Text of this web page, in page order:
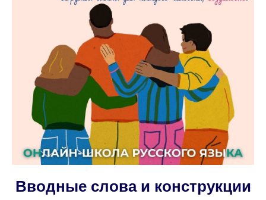
Вводные слова и конструкции